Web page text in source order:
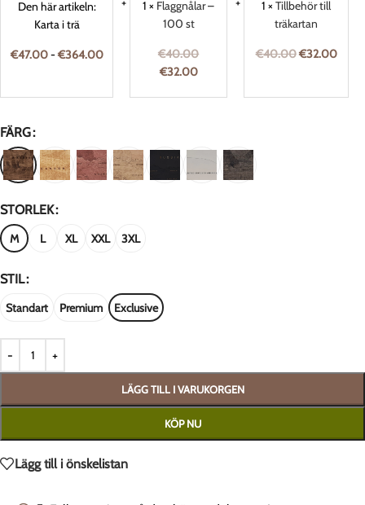
Den här artikeln:
Karta i trä
€47.00-€364.00
1 × Flaggnålar –
100 st
€40.00
€32.00
1 ×Tillbehör till
träkartan
€40.00€32.00
FÄRG
STORLEK
M L XL XXL 3XL
STIL
Standart Premium Exclusive
LÄGG TILL I VARUKORGEN
KÖP NU
Lägg till i önskelistan